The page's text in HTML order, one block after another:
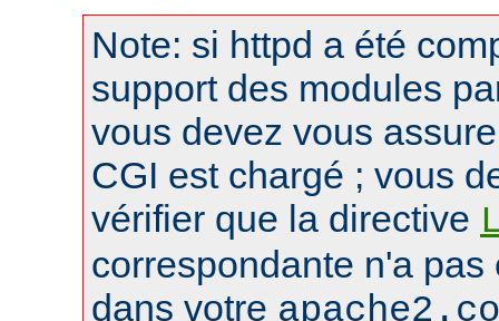
Note: si httpd a été
support des modules
vous devez vous
CGI est chargé ; vous
vérifier que la directive
correspondante n'a pas
dans votre